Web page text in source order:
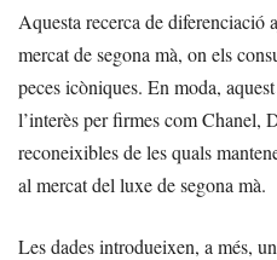
Aquesta recerca de diferenciació
mercat de segona mà, on els
peces icòniques. En moda,
l’interès per firmes com Chanel,
reconeixibles de les quals
al mercat del luxe de segona mà.
Les dades introdueixen, a més,